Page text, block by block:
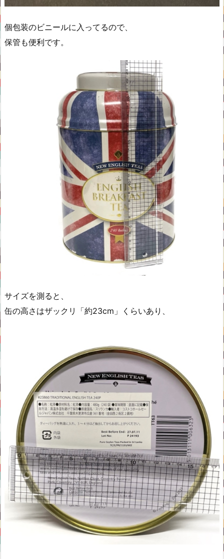
個包装のビニールに入ってるので、
保管も便利です。
サイズを測ると、
缶の高さはザックリ「約23cm」くらいあり、